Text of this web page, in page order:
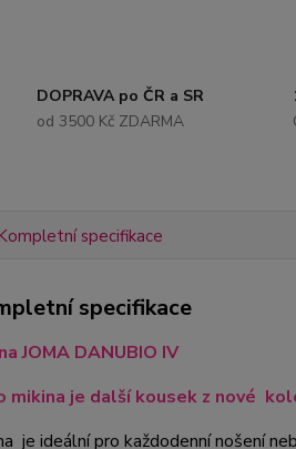
DOPRAVA po ČR a SR
od 3500 Kč ZDARMA
specifikace
specifikace
JOMA DANUBIO IV
mikina je další kousek z nové
je ideální pro každodenní nošení